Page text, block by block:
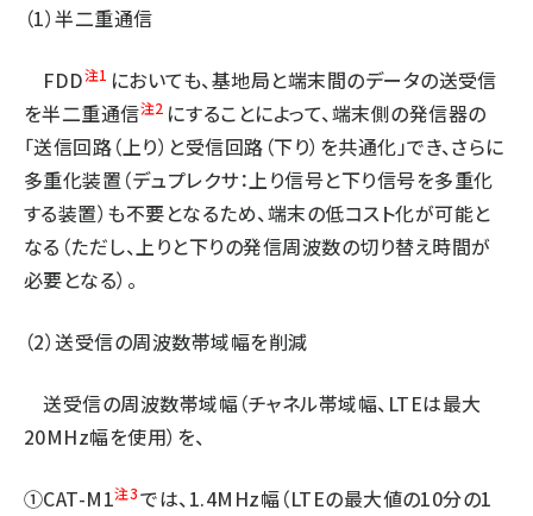
（1）半二重通信
FDD注1 においても、基地局と端末間のデータの送受信
を半二重通信注2 にすることによって、端末側の発信器の
「送信回路（上り）と受信回路（下り）を共通化」でき、さらに
多重化装置（デュプレクサ：上り信号と下り信号を多重化
する装置）も不要となるため、端末の低コスト化が可能と
なる（ただし、上りと下りの発信周波数の切り替え時間が
必要となる）。
（2）送受信の周波数帯域幅を削減
送受信の周波数帯域幅（チャネル帯域幅、LTEは最大
20MHz幅を使用）を、
①CAT-M1注3では、1.4MHz幅（LTEの最大値の10分の1